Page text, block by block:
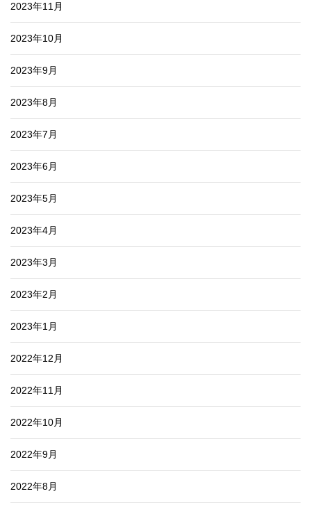
2023年11月
2023年10月
2023年9月
2023年8月
2023年7月
2023年6月
2023年5月
2023年4月
2023年3月
2023年2月
2023年1月
2022年12月
2022年11月
2022年10月
2022年9月
2022年8月